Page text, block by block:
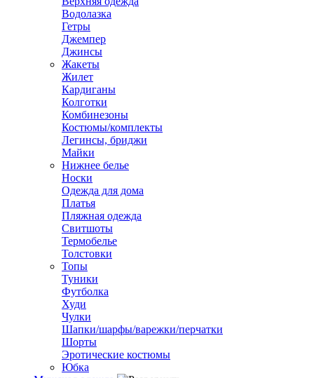
Водолазка
Гетры
Джемпер
Джинсы
Жакеты
Жилет
Кардиганы
Колготки
Комбинезоны
Костюмы/комплекты
Легинсы, бриджи
Майки
Нижнее белье
Носки
Одежда для дома
Платья
Пляжная одежда
Свитшоты
Термобелье
Толстовки
Топы
Туники
Футболка
Худи
Чулки
Шапки/шарфы/варежки/перчатки
Шорты
Эротические костюмы
Юбка